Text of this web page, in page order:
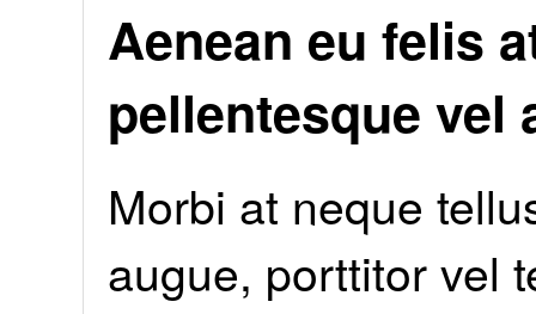
Aenean eu felis
pellentesque vel
Morbi at neque
augue, porttitor vel